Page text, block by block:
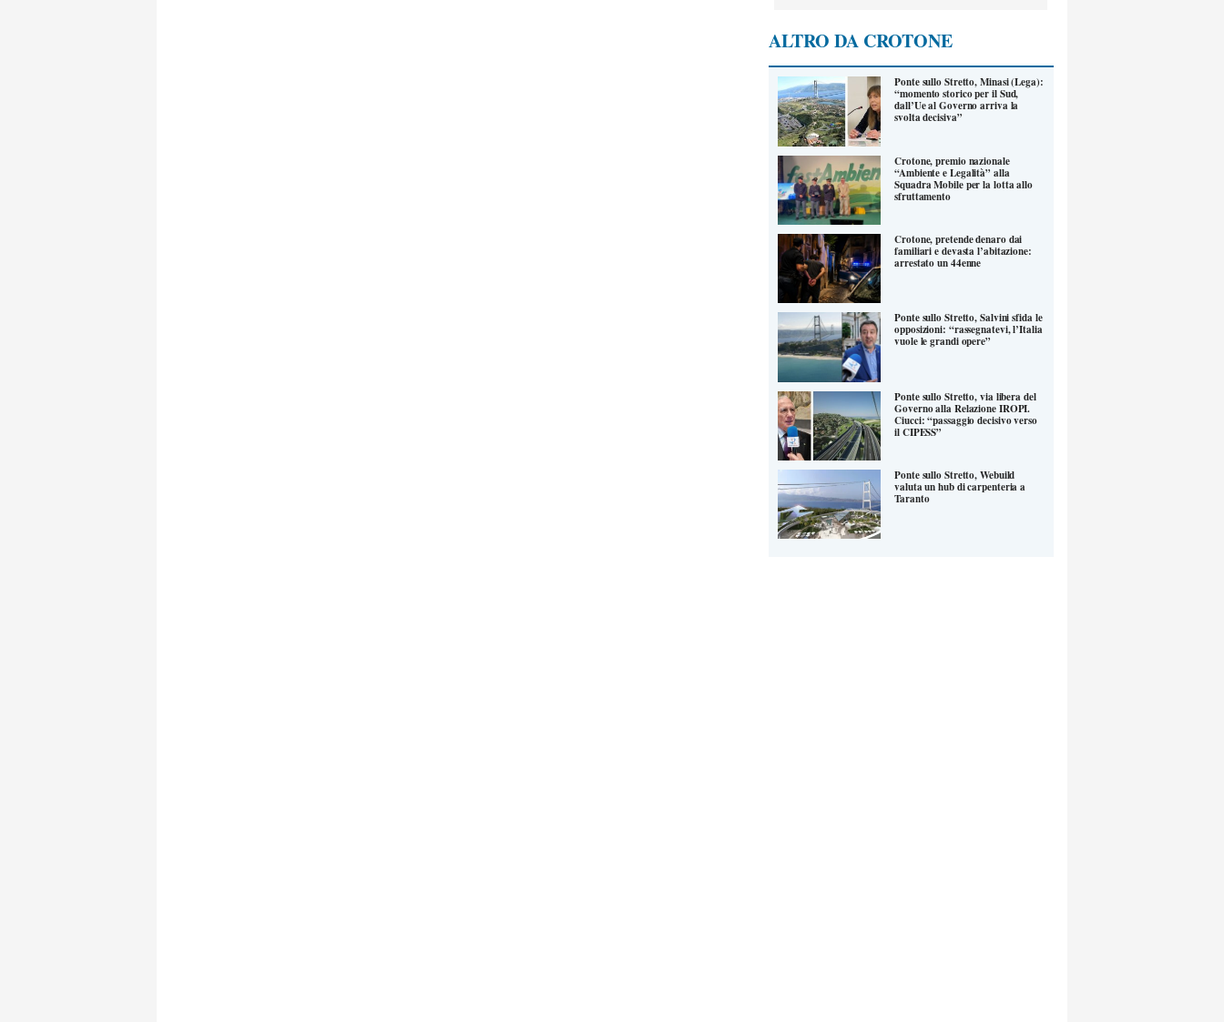
ALTRO DA CROTONE
Ponte sullo Stretto, Minasi (Lega):
“momento storico per il Sud,
dall’Ue al Governo arriva la
svolta decisiva”
Crotone, premio nazionale
“Ambiente e Legalità” alla
Squadra Mobile per la lotta allo
sfruttamento
Crotone, pretende denaro dai
familiari e devasta l’abitazione:
arrestato un 44enne
Ponte sullo Stretto, Salvini sfida le
opposizioni: “rassegnatevi, l’Italia
vuole le grandi opere”
Ponte sullo Stretto, via libera del
Governo alla Relazione IROPI.
Ciucci: “passaggio decisivo verso
il CIPESS”
Ponte sullo Stretto, Webuild
valuta un hub di carpenteria a
Taranto